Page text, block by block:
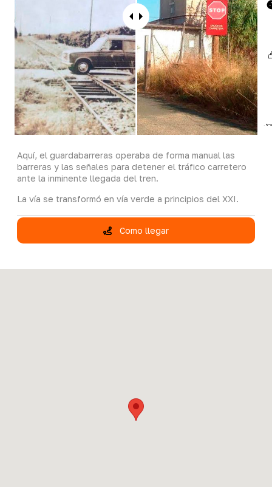
Aquí, el guardabarreras operaba de forma manual las
barreras y las señales para detener el tráfico carretero
ante la inminente llegada del tren.
La vía se transformó en vía verde a principios del XXI.
Como llegar